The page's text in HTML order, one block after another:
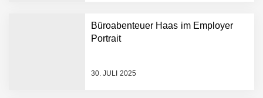
Büroabenteuer Haas im Employer
Portrait
30. JULI 2025
Portrait